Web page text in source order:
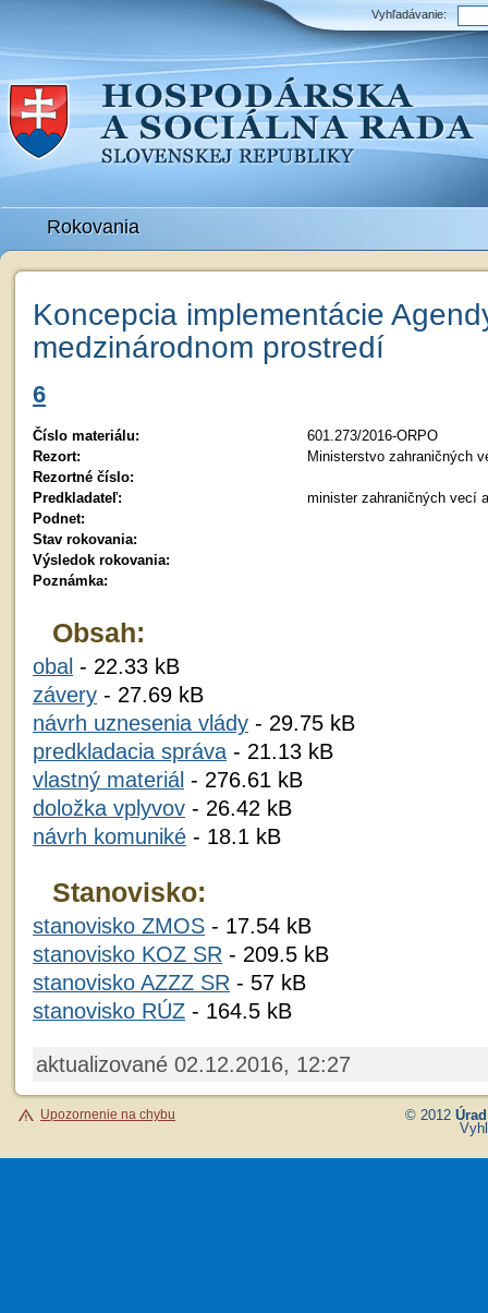
Vyhľadávanie:
Rokovania
Koncepcia implementácie
medzinárodnom prostredí
6
Číslo materiálu:
601.273/2016-ORPO
Rezort:
Ministerstvo zahraničných
Rezortné číslo:
Predkladateľ:
minister zahraničných vecí
Podnet:
Stav rokovania:
Výsledok rokovania:
Poznámka:
Obsah:
obal - 22.33 kB
závery - 27.69 kB
návrh uznesenia vlády - 29.75 kB
predkladacia správa - 21.13 kB
vlastný materiál - 276.61 kB
doložka vplyvov - 26.42 kB
návrh komuniké - 18.1 kB
Stanovisko:
stanovisko ZMOS - 17.54 kB
stanovisko KOZ SR - 209.5 kB
stanovisko AZZZ SR - 57 kB
stanovisko RÚZ - 164.5 kB
aktualizované 02.12.2016, 12:27
Upozornenie na chybu © 2012